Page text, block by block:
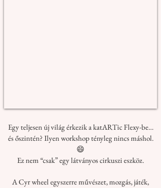
Egy teljesen új világ érkezik a katARTic Flexy-be…
és őszintén? Ilyen workshop tényleg nincs máshol.
😄
Ez nem “csak” egy látványos cirkuszi eszköz.
A Cyr wheel egyszerre művészet, mozgás, játék,